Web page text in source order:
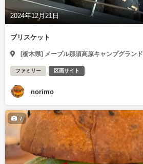
2024年12月21日
ブリスケット
[栃木県] メープル那須高原キャンプグランド
ファミリー 区画サイト
norimo
7